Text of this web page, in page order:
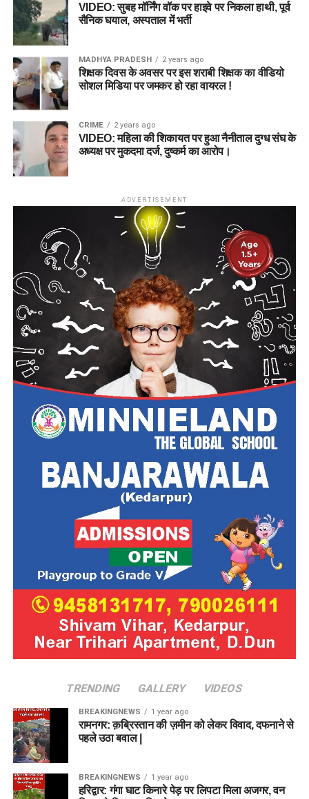
VIDEO: सुबह मॉर्निंग वॉक पर हाइवे पर निकला हाथी, पूर्व
सैनिक घयाल, अस्पताल में भर्ती
MADHYA PRADESH 2 years ago
शिक्षक दिवस के अवसर पर इस शराबी शिक्षक का वीडियो
सोशल मिडिया पर जमकर हो रहा वायरल !
CRIME 2 years ago
VIDEO: महिला की शिकायत पर हुआ नैनीताल दुग्ध संघ के
अध्यक्ष पर मुकदमा दर्ज, दुष्कर्म का आरोप।
ADVERTISEMENT
TRENDING GALLERY VIDEOS
BREAKINGNEWS 1 year ago
रामनगर: क़ब्रिस्तान की ज़मीन को लेकर विवाद, दफनाने से
पहले उठा बवाल |
BREAKINGNEWS 1 year ago
हरिद्वार: गंगा घाट किनारे पेड़ पर लिपटा मिला अजगर, वन